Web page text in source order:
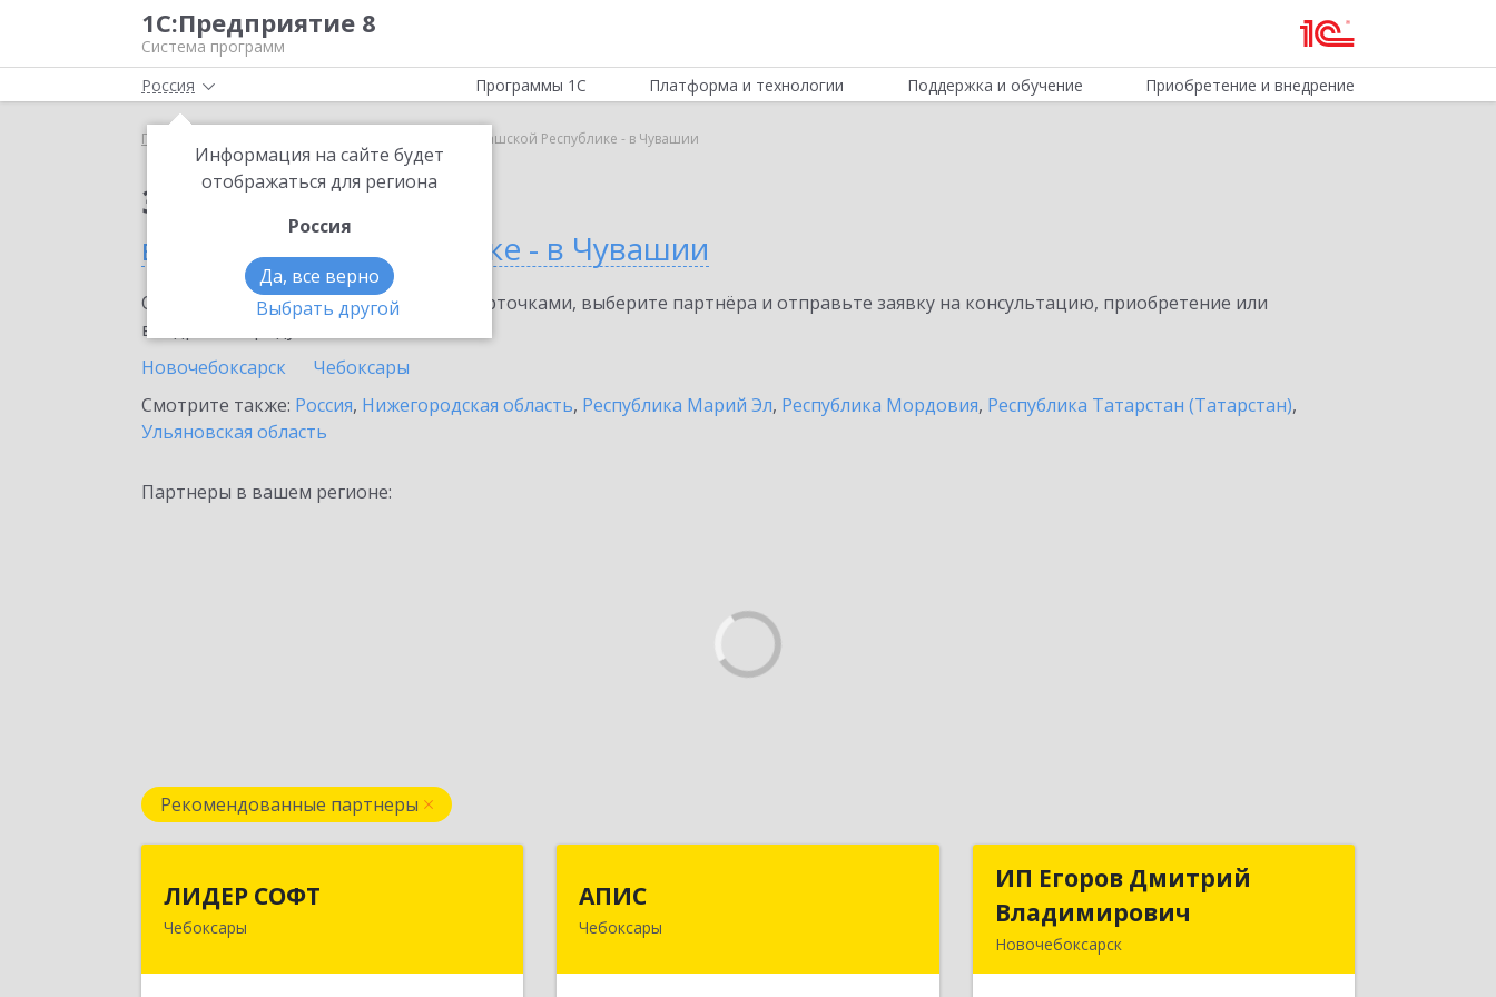
1С:Предприятие 8
Система программ
Россия
Информация на сайте будет
отображаться для региона
Россия
Да, все верно
Выбрать другой
Программы 1С Платформа и технологии Поддержка и обучение Приобретение и внедрение
Главная 1С-ЭПД в Чувашской Республике - в Чувашии
Заказать 1С-ЭПД
в Чувашской Республике - в Чувашии
Ознакомьтесь с информационными карточками, выберите партнёра и отправьте заявку на консультацию, приобретение или
внедрение продукта.
Новочебоксарск
Чебоксары
Смотрите также: Россия, Нижегородская область, Республика Марий Эл, Республика Мордовия, Республика Татарстан (Татарстан),
Ульяновская область
Партнеры в вашем регионе:
Рекомендованные партнеры
ЛИДЕР СОФТ
Чебоксары428018, Чувашская Республика -
АПИС
Чебоксары428001, Чувашская Республика -
ИП Егоров Дмитрий
Владимирович
Новочебоксарск
ИП Егоров Дмитрий
Владимирович